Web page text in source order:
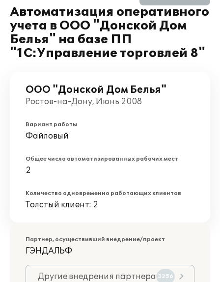
Автоматизация оперативного
учета в ООО "Донской Дом
Белья" на базе ПП
"1С:Управление торговлей 8"
ООО "Донской Дом Белья"
Ростов-на-Дону, Июнь 2008
Вариант работы
Файловый
Общее число автоматизированных рабочих мест
2
Количество одновременно работающих клиентов
Толстый клиент: 2
Партнер, осуществивший внедрение/проект
ГЭНДАЛЬФ
Другие внедрения партнера 3256